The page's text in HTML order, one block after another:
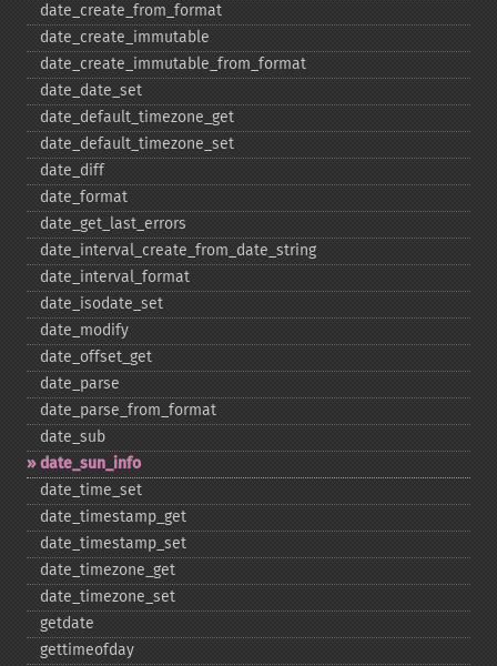
date_​create_​from_​format
date_​create_​immutable
date_​create_​immutable_​from_​format
date_​date_​set
date_​default_​timezone_​get
date_​default_​timezone_​set
date_​diff
date_​format
date_​get_​last_​errors
date_​interval_​create_​from_​date_​string
date_​interval_​format
date_​isodate_​set
date_​modify
date_​offset_​get
date_​parse
date_​parse_​from_​format
date_​sub
date_​sun_​info
date_​time_​set
date_​timestamp_​get
date_​timestamp_​set
date_​timezone_​get
date_​timezone_​set
getdate
gettimeofday